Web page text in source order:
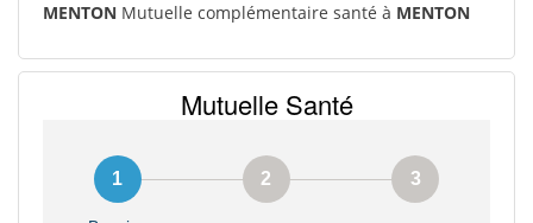
MENTON Mutuelle complémentaire santé à MENTON